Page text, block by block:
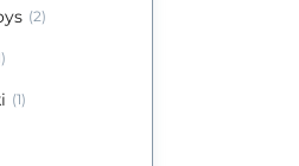
(2)
(1)